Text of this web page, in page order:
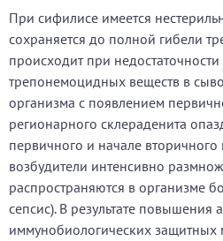
При сифилисе имеется
сохраняется до полной гибели
происходит при
трепонемоцидных веществ в
организма с появлением
регионарного склераденита
первичного и начале
возбудители интенсивно
распространяются в организме
сепсис). В результате повышения
иммунобиологических